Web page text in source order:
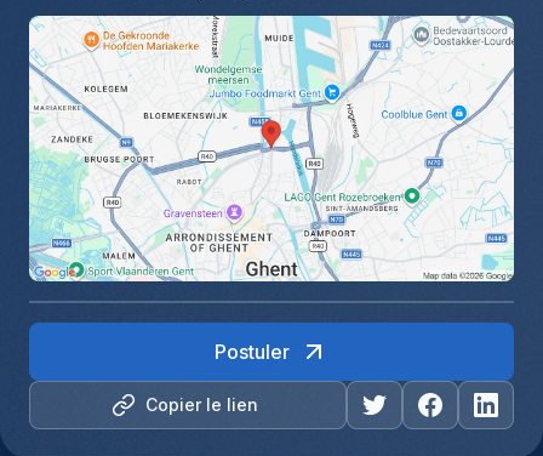
Copier le lien
Postuler